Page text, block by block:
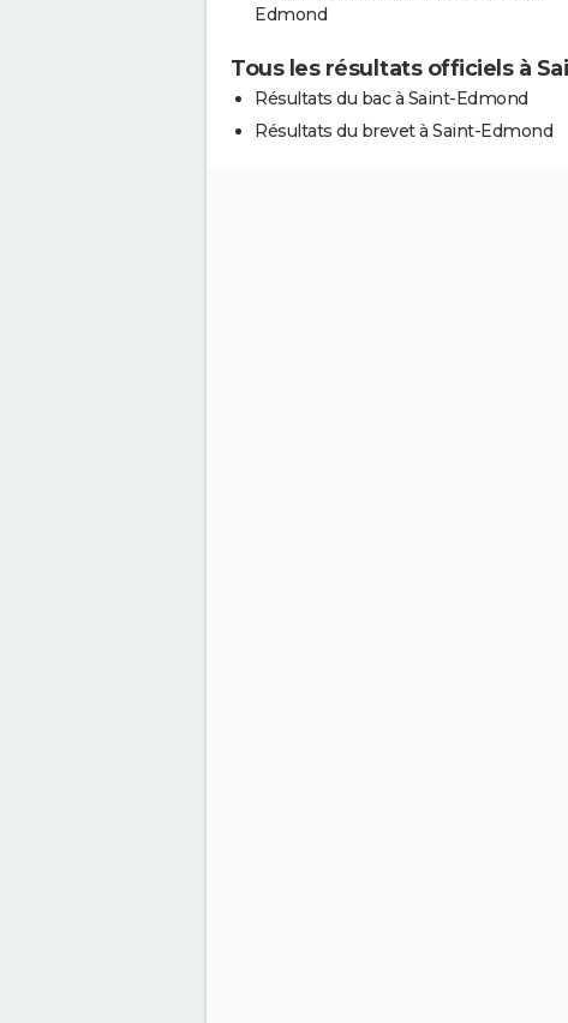
Edmond
Tous les résultats officiels à
Résultats du bac à Saint-Edmond
Résultats du brevet à Saint-Edmond